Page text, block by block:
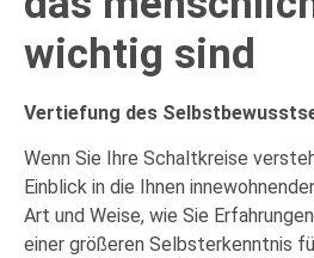
wichtig sind
Vertiefung des
Wenn Sie Ihre Schaltkreise
Einblick in die Ihnen
Art und Weise, wie Sie
einer größeren Selbsterkenntnis